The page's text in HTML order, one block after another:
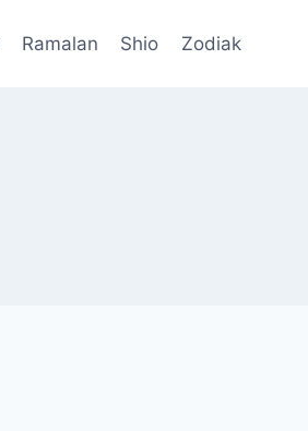
Ramalan Shio Zodiak